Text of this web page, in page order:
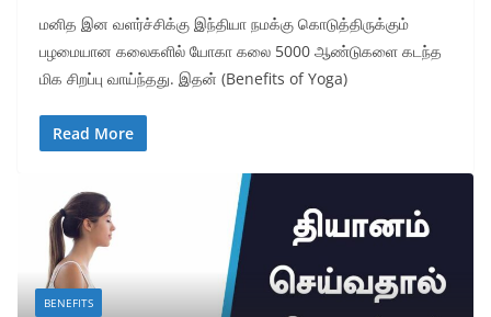
மனித இன வளர்ச்சிக்கு இந்தியா நமக்கு கொடுத்திருக்கும்
பழமையான கலைகளில் யோகா கலை 5000 ஆண்டுகளை கடந்த
மிக சிறப்பு வாய்ந்தது. இதன் (Benefits of Yoga)
Read More
BENEFITS